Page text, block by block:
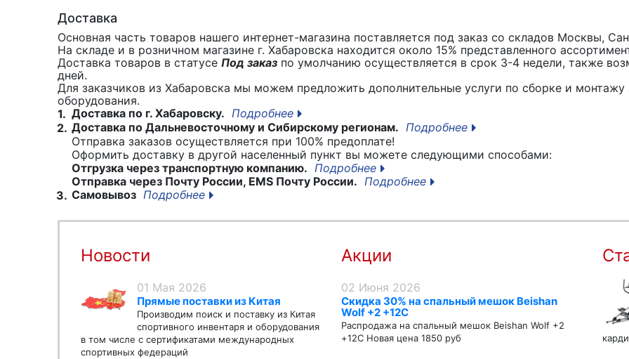
Доставка
Основная часть товаров нашего интернет-магазина поставляется под заказ со складов Москвы,
На складе и в розничном магазине г. Хабаровска находится около 15% представленного
Доставка товаров в статусе Под заказ по умолчанию осуществляется в срок 3-4 недели, также
дней.
Для заказчиков из Хабаровска мы можем предложить дополнительные услуги по сборке и монтажу
оборудования.
1. Доставка по г. Хабаровску. Подробнее
2. Доставка по Дальневосточному и Сибирскому регионам. Подробнее
Отправка заказов осуществляется при 100% предоплате!
Оформить доставку в другой населенный пункт вы можете следующими способами:
Отгрузка через транспортную компанию. Подробнее
Отправка через Почту России, EMS Почту России. Подробнее
3. Самовывоз Подробнее
Новости
01 Мая 2026
Прямые поставки из Китая
Производим поиск и поставку из Китая
спортивного инвентаря и оборудования
в том числе с сертификатами международных
спортивных федераций
Акции
02 Июня 2026
Скидка 30% на спальный мешок Beishan
Wolf +2 +12C
Распродажа на спальный мешок Beishan Wolf +2
+12C Новая цена 1850 руб